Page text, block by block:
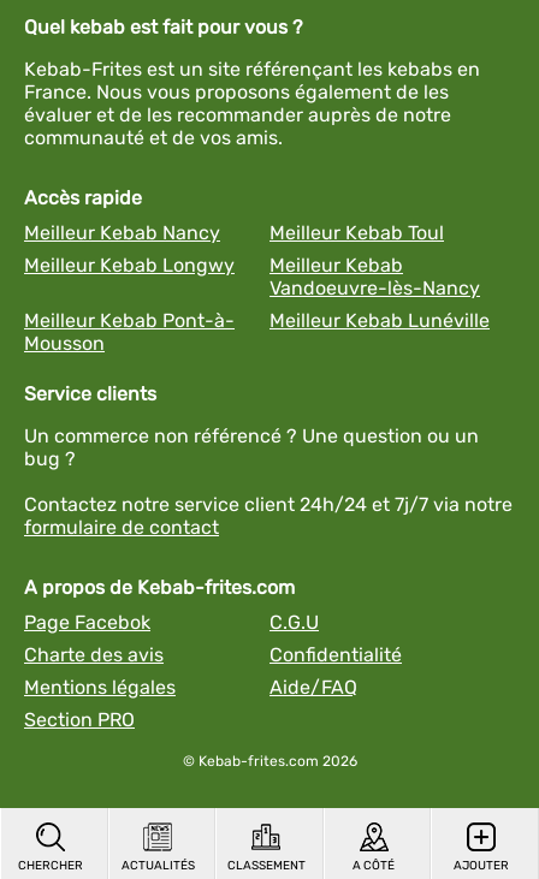
CHERCHER ACTUALITÉS CLASSEMENT A CÔTÉ AJOUTER
Quel kebab est fait pour vous ?
Kebab-Frites est un site référençant les kebabs en
France. Nous vous proposons également de les
évaluer et de les recommander auprès de notre
communauté et de vos amis.
Accès rapide
Meilleur Kebab Nancy
Meilleur Kebab Toul
Meilleur Kebab Longwy
Meilleur Kebab
Vandoeuvre-lès-Nancy
Meilleur Kebab Pont-à-
Mousson
Meilleur Kebab Lunéville
Service clients
Un commerce non référencé ? Une question ou un
bug ?
Contactez notre service client 24h/24 et 7j/7 via notre
formulaire de contact
A propos de Kebab-frites.com
Page Facebok
C.G.U
Charte des avis
Confidentialité
Mentions légales
Aide/FAQ
Section PRO
© Kebab-frites.com 2026